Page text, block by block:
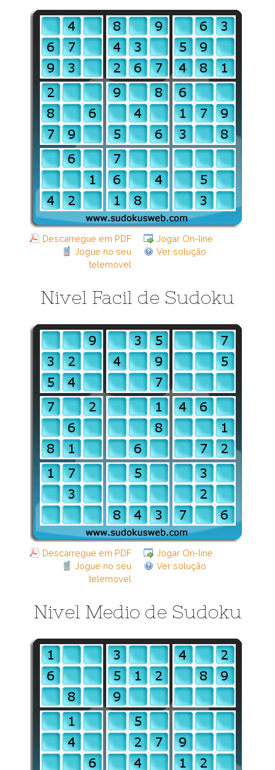
Descarregue em PDF
Jogar On-line
Jogue no seu
telemovel
Ver solução
Nivel Facil de Sudoku
Descarregue em PDF
Jogar On-line
Jogue no seu
telemovel
Ver solução
Nivel Medio de Sudoku